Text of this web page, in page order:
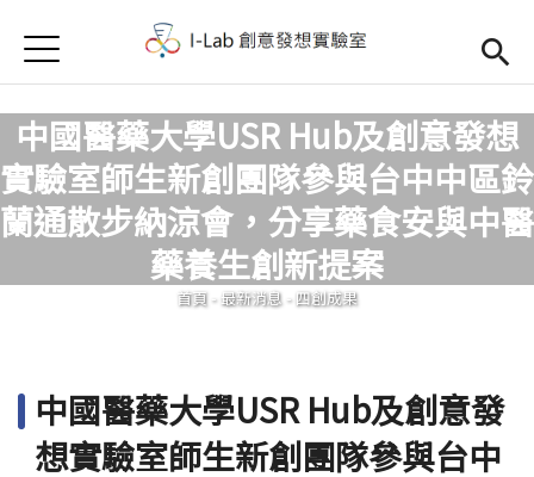
首頁
首頁
訊息公告
Open submenu (關於我們)
關於我們
Jump to Main content
中國醫藥大學USR Hub及創意發想
實驗室師生新創團隊參與台中中區鈴
蘭通散步納涼會，分享藥食安與中醫
藥養生創新提案
您在這裡
首頁 - 最新消息 -四創成果
中國醫藥大學USR Hub及創意發
想實驗室師生新創團隊參與台中